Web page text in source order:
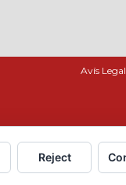
Avís Legal
Reject